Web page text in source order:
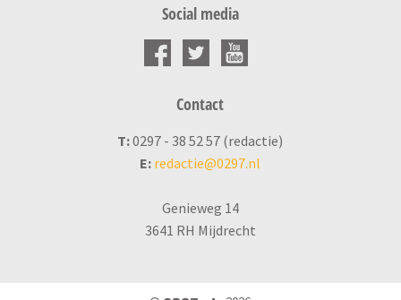
Social media
Contact
T:0297 - 38 52 57 (redactie)
E: redactie@0297.nl
Genieweg 14
3641 RH Mijdrecht